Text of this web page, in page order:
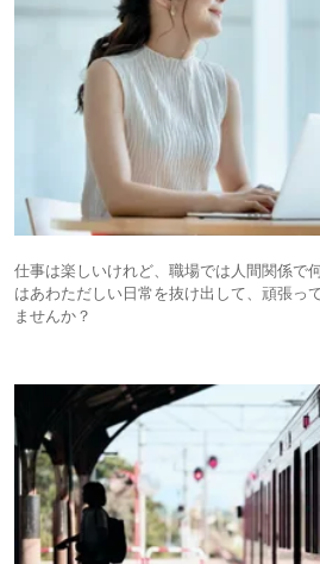
仕事は楽しいけれど、職場では人間関係で
はあわただしい日常を抜け出して、頑張っ
ませんか？